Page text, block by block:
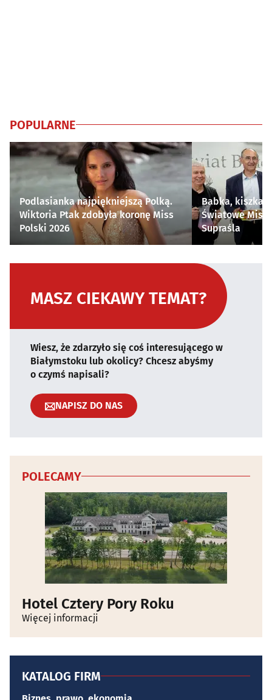
POPULARNE
Podlasianka najpiękniejszą Polką.
Wiktoria Ptak zdobyła koronę Miss
Polski 2026
Babka, kiszka i
Światowe
Supraśla
MASZ CIEKAWY TEMAT?
Wiesz, że zdarzyło się coś interesującego w
Białymstoku lub okolicy? Chcesz abyśmy
o czymś napisali?
NAPISZ DO NAS
POLECAMY
Hotel Cztery Pory Roku
Więcej informacji
KATALOG FIRM